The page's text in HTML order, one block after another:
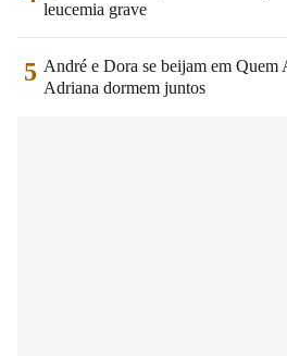
leucemia grave
5 André e Dora se beijam em Quem
Adriana dormem juntos